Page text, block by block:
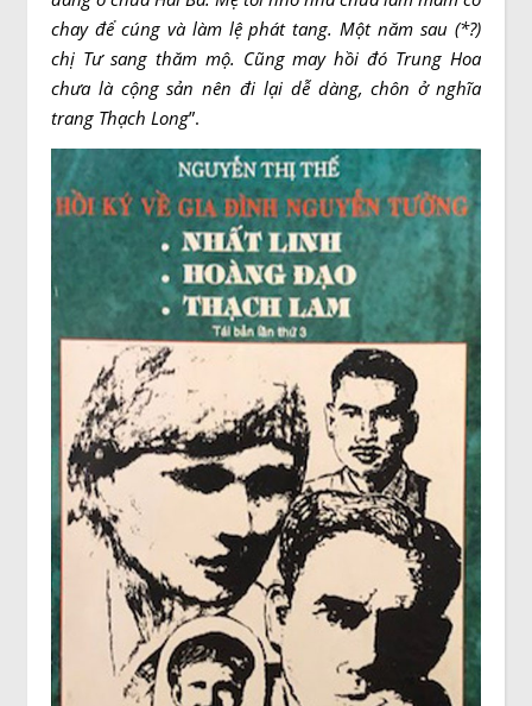
chay để cúng và làm lệ phát tang. Một năm sau (*?)
chị Tư sang thăm mộ. Cũng may hồi đó Trung Hoa
chưa là cộng sản nên đi lại dễ dàng, chôn ở nghĩa
trang Thạch Long”.